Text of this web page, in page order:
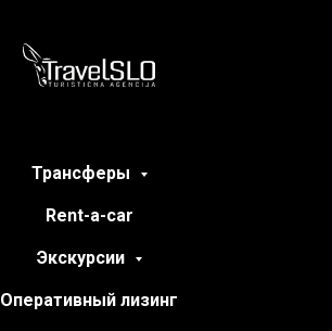
Трансферы
Rent-a-car
Экскурсии
Оперативный лизинг